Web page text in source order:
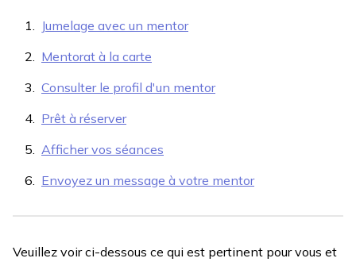
Jumelage avec un mentor
Mentorat à la carte
Consulter le profil d'un mentor
Prêt à réserver
Afficher vos séances
Envoyez un message à votre mentor
Veuillez voir ci-dessous ce qui est pertinent pour vous et